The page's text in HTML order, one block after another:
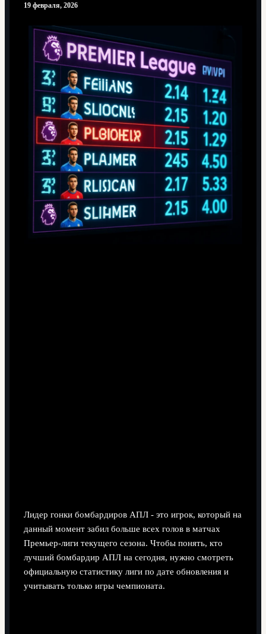
19 февраля, 2026
Лидер гонки бомбардиров АПЛ - это игрок, который на
данный момент забил больше всех голов в матчах
Премьер‑лиги текущего сезона. Чтобы понять, кто
лучший бомбардир АПЛ на сегодня, нужно смотреть
официальную статистику лиги по дате обновления и
учитывать только игры чемпионата.